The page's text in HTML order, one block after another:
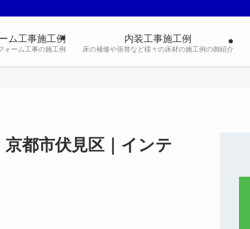
ム工事施工例
ォーム工事の施工例
内装工事施工例
床の補修や張替など様々の床材の施工例の御紹介
都市伏見区｜インテ